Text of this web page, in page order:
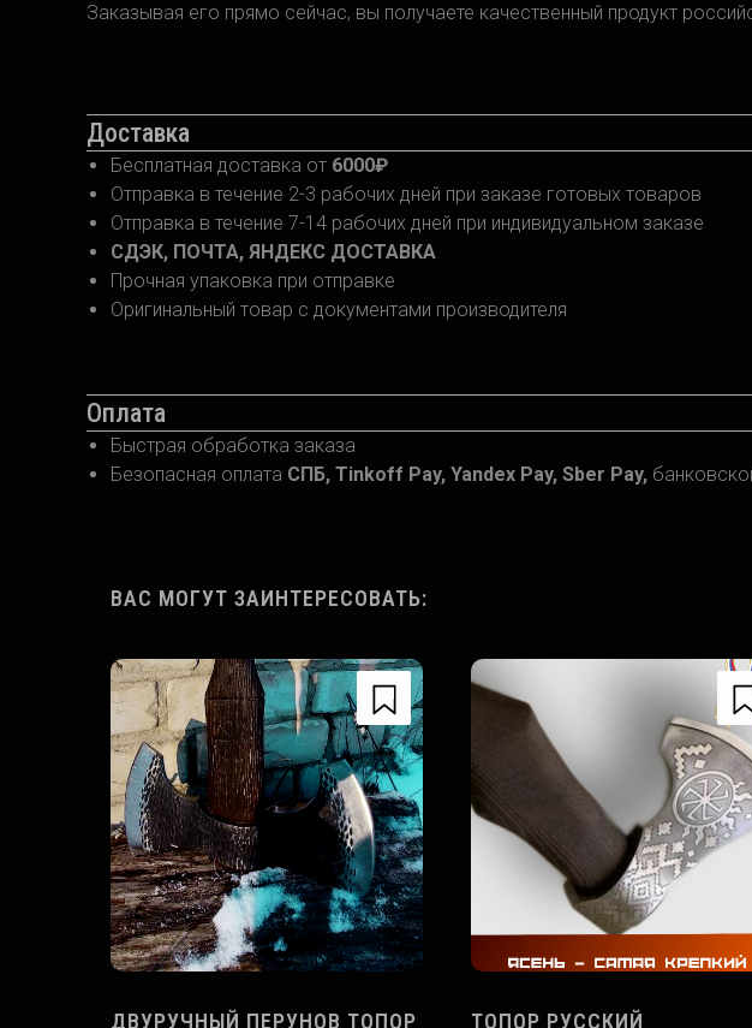
Заказывая его прямо сейчас, вы получаете качественный продукт
Доставка
Бесплатная доставка от 6000₽
Отправка в течение 2-3 рабочих дней при заказе готовых товаров
Отправка в течение 7-14 рабочих дней при индивидуальном заказе
СДЭК, ПОЧТА, ЯНДЕКС ДОСТАВКА
Прочная упаковка при отправке
Оригинальный товар с документами производителя
Оплата
Быстрая обработка заказа
Безопасная оплата СПБ, Tinkoff Pay, Yandex Pay, Sber Pay,
ВАС МОГУТ ЗАИНТЕРЕСОВАТЬ:
ДВУРУЧНЫЙ ПЕРУНОВ ТОПОР ТОПОР РУССКИЙ